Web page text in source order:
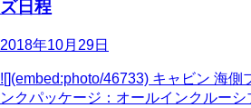
ズ日程
2018年10月29日
![](embed:photo/46733) キャビン 海側
ンクパッケージ：オールインクルー